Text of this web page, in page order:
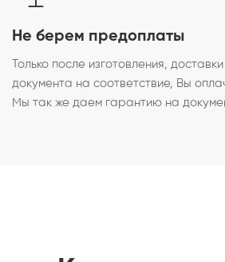
Не берем предоплаты
Только после изготовления,
документа на соответствие, Вы
Мы так же даем гарантию на